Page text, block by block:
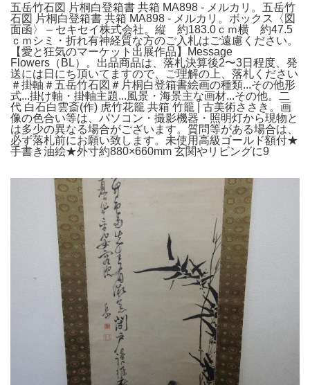
五岳竹石図 片桐白登箱書 共箱 MA898 - メルカリ。五岳竹
石図 片桐白登箱書 共箱 MA898 - メルカリ。ボックス〈図
面函〉 – セキセイ株式会社。縦 約183.0ｃｍ横 約47.5
ｃｍシミ・折れ有神経質な方のご入札はご遠慮ください。
【愛と狂気のマーケット出展作品】Message
Flowers（BL）。出品商品は、落札決算後2〜3日程度、発
送には日にち頂いてますので、ご理解の上、落札ください
＃掛軸＃五岳竹石図＃片桐白登箱書絵画の種類...その他形
式...掛け軸・掛軸主題...風景・海景主な画材...その他。二
代 白石白雲斎(作) 虎竹花籠 共箱 竹籠 | 古美術ささき。画
像の色合い等は、パソコン・撮影機器・照明灯から現物と
は多少の異なる場合がございます。質問等がある場合は、
必ず落札前にお願い致します。未使用高級ゴールド額付★
手書き油絵★外寸約880×660mm 玄関やリビングに9